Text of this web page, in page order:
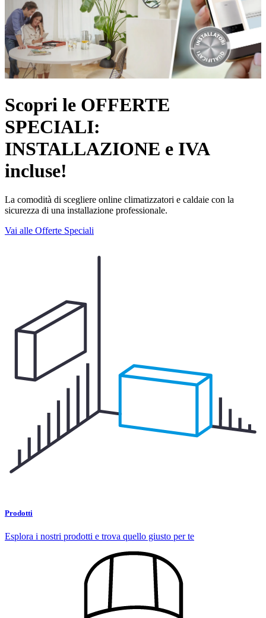
Scopri le OFFERTE
SPECIALI:
INSTALLAZIONE e IVA
incluse!
La comodità di scegliere online climatizzatori e caldaie con la
sicurezza di una installazione professionale.
Vai alle Offerte Speciali
Prodotti
Esplora i nostri prodotti e trova quello giusto per te